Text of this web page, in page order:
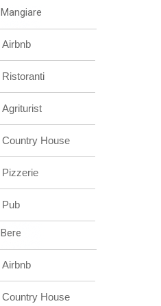
Mangiare
Airbnb
Ristoranti
Agriturist
Country House
Pizzerie
Pub
Bere
Airbnb
Country House